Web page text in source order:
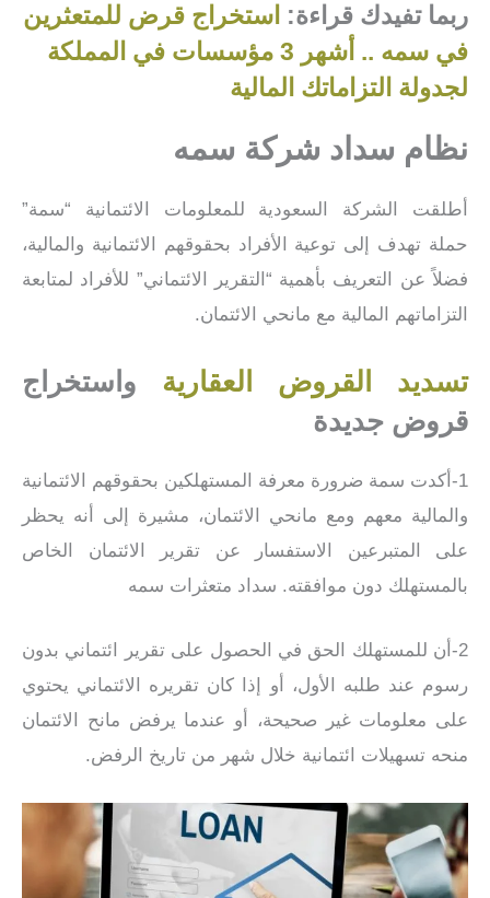
ربما تفيدك قراءة: استخراج قرض للمتعثرين
في سمه .. أشهر 3 مؤسسات في المملكة
لجدولة التزاماتك المالية
نظام سداد شركة سمه
أطلقت الشركة السعودية للمعلومات الائتمانية “سمة”
حملة تهدف إلى توعية الأفراد بحقوقهم الائتمانية والمالية،
فضلاً عن التعريف بأهمية “التقرير الائتماني” للأفراد لمتابعة
التزاماتهم المالية مع مانحي الائتمان.
تسديد القروض العقارية واستخراج
قروض جديدة
1-أكدت سمة ضرورة معرفة المستهلكين بحقوقهم الائتمانية
والمالية معهم ومع مانحي الائتمان، مشيرة إلى أنه يحظر
على المتبرعين الاستفسار عن تقرير الائتمان الخاص
بالمستهلك دون موافقته. سداد متعثرات سمه
2-أن للمستهلك الحق في الحصول على تقرير ائتماني بدون
رسوم عند طلبه الأول، أو إذا كان تقريره الائتماني يحتوي
على معلومات غير صحيحة، أو عندما يرفض مانح الائتمان
منحه تسهيلات ائتمانية خلال شهر من تاريخ الرفض.